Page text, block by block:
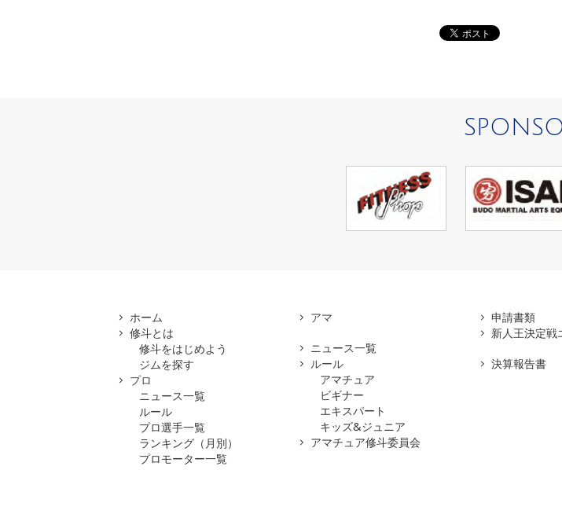
ホーム
修斗とは
修斗をはじめよう
ジムを探す
プロ
ニュース一覧
ルール
プロ選手一覧
ランキング（月別）
プロモーター一覧
アマ
ニュース一覧
ルール
アマチュア
ビギナー
エキスパート
キッズ&ジュニア
アマチュア修斗委員会
申請書類
新人王決定戦
決算報告書